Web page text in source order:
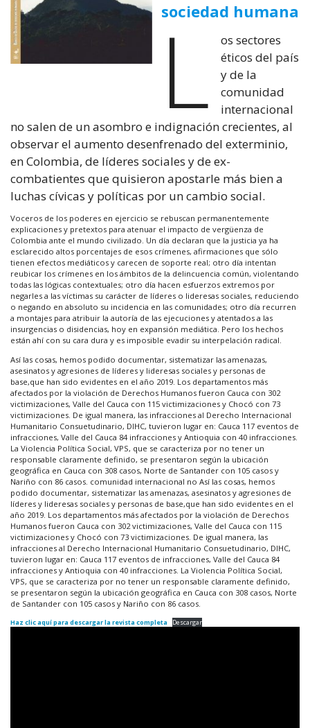
sociedad humana
L
os sectores
éticos del país
y de la
comunidad
internacional
no salen de un asombro e indignación crecientes, al
observar el aumento desenfrenado del exterminio,
en Colombia, de líderes sociales y de ex-
combatientes que quisieron apostarle más bien a
luchas cívicas y políticas por un cambio social.
Voceros de los poderes en ejercicio se rebuscan permanentemente
explicaciones y pretextos para atenuar el impacto de vergüenza de
Colombia ante el mundo civilizado. Un día declaran que la justicia ya ha
esclarecido altos porcentajes de esos crímenes, afirmaciones que sólo
tienen efectos mediáticos y carecen de soporte real; otro día intentan
reubicar los crímenes en los ámbitos de la delincuencia común, violentando
todas las lógicas contextuales; otro día hacen esfuerzos extremos por
negarles a las víctimas su carácter de líderes o lideresas sociales, reduciendo
o negando en absoluto su incidencia en las comunidades; otro día recurren
a montajes para atribuir la autoría de las ejecuciones y atentados a las
insurgencias o disidencias, hoy en expansión mediática. Pero los hechos
están ahí con su cara dura y es imposible evadir su interpelación radical.
Así las cosas, hemos podido documentar, sistematizar las amenazas,
asesinatos y agresiones de líderes y lideresas sociales y personas de
base,que han sido evidentes en el año 2019. Los departamentos más
afectados por la violación de Derechos Humanos fueron Cauca con 302
victimizaciones, Valle del Cauca con 115 victimizaciones y Chocó con 73
victimizaciones. De igual manera, las infracciones al Derecho Internacional
Humanitario Consuetudinario, DIHC, tuvieron lugar en: Cauca 117 eventos de
infracciones, Valle del Cauca 84 infracciones y Antioquia con 40 infracciones.
La Violencia Política Social, VPS, que se caracteriza por no tener un
responsable claramente definido, se presentaron según la ubicación
geográfica en Cauca con 308 casos, Norte de Santander con 105 casos y
Nariño con 86 casos. comunidad internacional no Así las cosas, hemos
podido documentar, sistematizar las amenazas, asesinatos y agresiones de
líderes y lideresas sociales y personas de base,que han sido evidentes en el
año 2019. Los departamentos más afectados por la violación de Derechos
Humanos fueron Cauca con 302 victimizaciones, Valle del Cauca con 115
victimizaciones y Chocó con 73 victimizaciones. De igual manera, las
infracciones al Derecho Internacional Humanitario Consuetudinario, DIHC,
tuvieron lugar en: Cauca 117 eventos de infracciones, Valle del Cauca 84
infracciones y Antioquia con 40 infracciones. La Violencia Política Social,
VPS, que se caracteriza por no tener un responsable claramente definido,
se presentaron según la ubicación geográfica en Cauca con 308 casos, Norte
de Santander con 105 casos y Nariño con 86 casos.
Haz clic aquí para descargar la revista completa Descargar